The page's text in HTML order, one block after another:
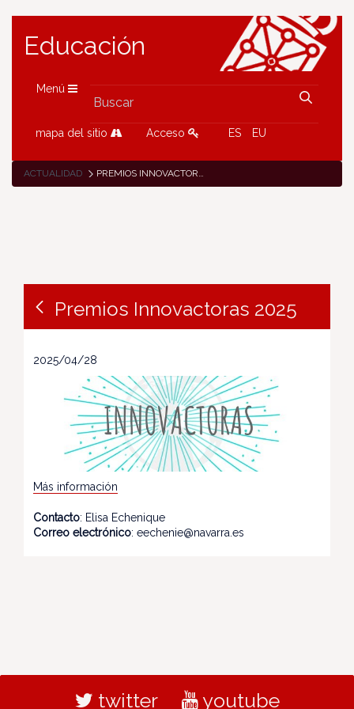
Educación
Menú
mapa del sitio Acceso ES EU
ACTUALIDAD PREMIOS INNOVACTORAS 2025
Premios Innovactoras 2025
2025/04/28
Más información
Contacto: Elisa Echenique
Correo electrónico: eechenie@navarra.es
twitter youtube